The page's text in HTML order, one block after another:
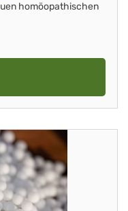
homöopathischen